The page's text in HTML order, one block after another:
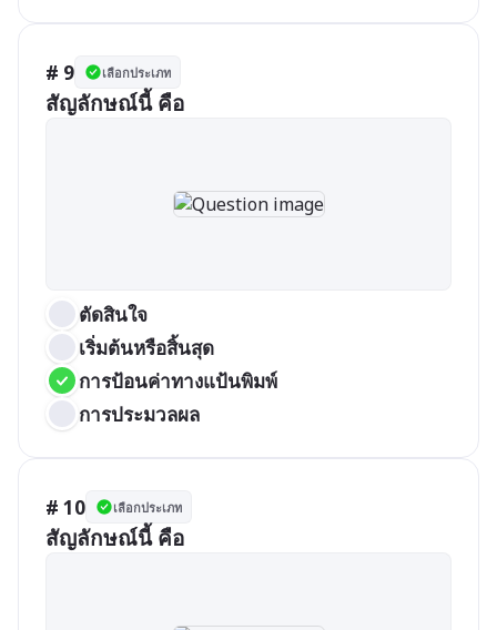
# 9 เลือกประเภท
สัญลักษณ์นี้ คือ
ตัดสินใจ
เริ่มต้นหรือสิ้นสุด
การป้อนค่าทางแป้นพิมพ์
การประมวลผล
# 10 เลือกประเภท
สัญลักษณ์นี้ คือ